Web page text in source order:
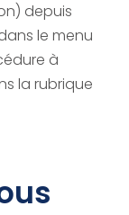
depuis
le menu
à
la rubrique